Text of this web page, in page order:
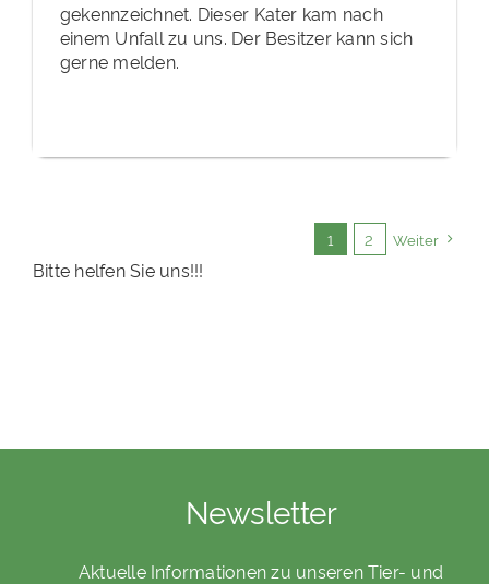
gekennzeichnet. Dieser Kater kam nach
einem Unfall zu uns. Der Besitzer kann sich
gerne melden.
1 2 Weiter
Bitte helfen Sie uns!!!
Newsletter
Aktuelle Informationen zu unseren Tier- und